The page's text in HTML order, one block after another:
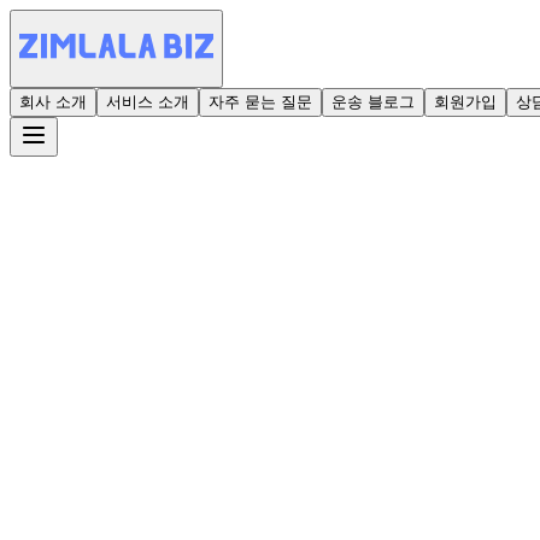
회사 소개 서비스 소개 자주 묻는 질문 운송 블로그 회원가입 상